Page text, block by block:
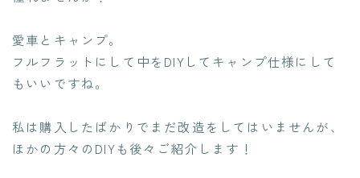
愛車とキャンプ。
フルフラットにして中をDIYしてキャンプ仕様にして
もいいですね。
私は購入したばかりでまだ改造をしてはいませんが、
ほかの方々のDIYも後々ご紹介します！